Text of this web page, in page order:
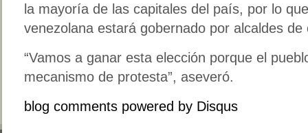
la mayoría de las capitales del país, por lo
venezolana estará gobernado por alcaldes de
“Vamos a ganar esta elección porque el
mecanismo de protesta”, aseveró.
blog comments powered by Disqus